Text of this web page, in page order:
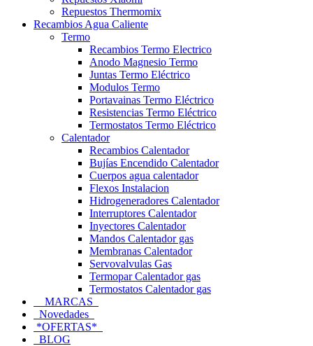
Repuestos Thermomix
Recambios Agua Caliente
Termo
Recambios Termo Electrico
Anodo Magnesio Termo
Juntas Termo Eléctrico
Modulos Termo
Portavainas Termo Eléctrico
Resistencias Termo Eléctrico
Termostatos Termo Eléctrico
Calentador
Recambios Calentador
Bujías Encendido Calentador
Cuerpos agua calentador
Flexos Instalacion
Hidrogeneradores Calentador
Interruptores Calentador
Inyectores Calentador
Mandos Calentador gas
Membranas Calentador
Servovalvulas Gas
Termopar Calentador gas
Termostatos Calentador gas
MARCAS
Novedades
*OFERTAS*
BLOG